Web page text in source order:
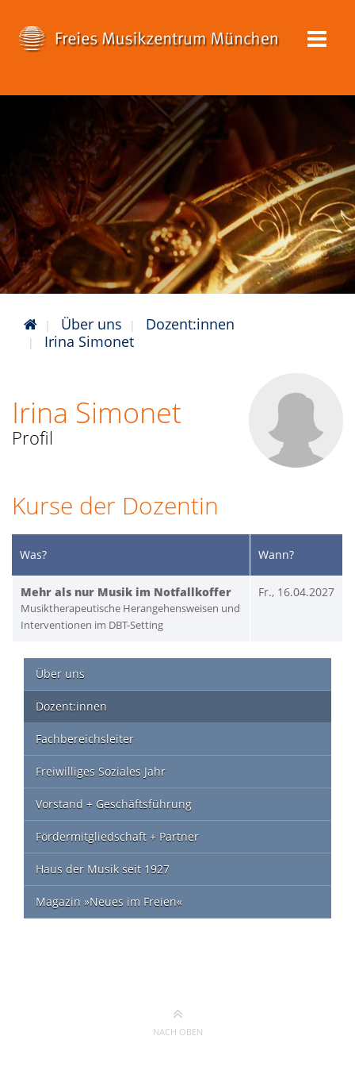
Über uns
Dozent:innen
Irina Simonet
Irina Simonet
Profil
Kurse der Dozentin
Was? Wann?
Mehr als nur Musik im Notfallkoffer
Musiktherapeutische Herangehensweisen und
Interventionen im DBT-Setting
Fr., 16.04.2027
Über uns
Dozent:innen
Fachbereichsleiter
Freiwilliges Soziales Jahr
Vorstand + Geschäftsführung
Fördermitgliedschaft + Partner
Haus der Musik seit 1927
Magazin »Neues im Freien«
NACH OBEN